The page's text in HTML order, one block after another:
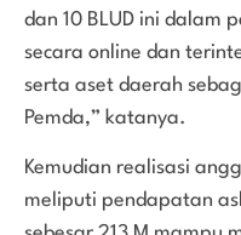
dan 10 BLUD ini dalam
secara online dan
serta aset daerah
Pemda,” katanya.
Kemudian realisasi
meliputi pendapatan